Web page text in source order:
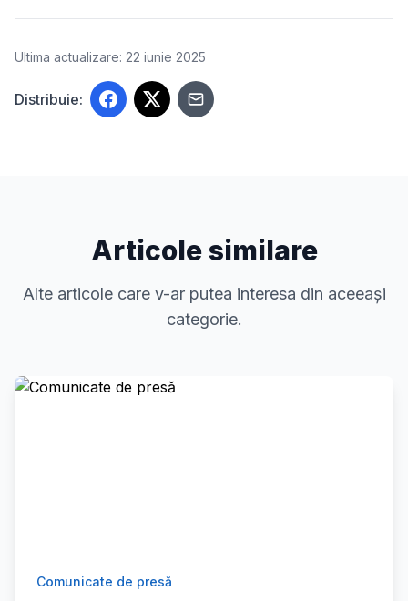
Ultima actualizare: 22 iunie 2025
Distribuie:
Articole similare
Alte articole care v-ar putea interesa din aceeași
categorie.
Comunicate de presă